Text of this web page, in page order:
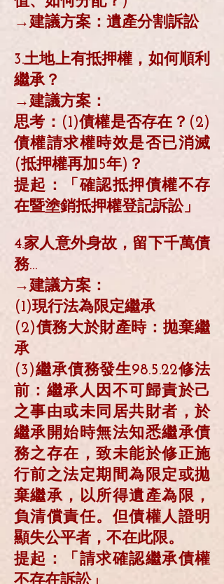
→建議方案：遺產分割訴訟
3.土地上有抵押權，如何順利
繼承？
→建議方案：
思考：(1)債權是否存在？(2)
債權請求權時效是否已消滅
(抵押權再加5年)？
提起：「確認抵押債權不存
在暨塗銷抵押權登記訴訟」
4.家人意外身故，留下千萬債
務…
→建議方案：
(1)現行法為限定繼承
(2)債務大於財產時：拋棄繼
承
(3)繼承債務發生98.5.22修法
前：繼承人因不可歸責於己
之事由或未同居共財者，於
繼承開始時無法知悉繼承債
務之存在，致未能於修正施
行前之法定期間為限定或拋
棄繼承，以所得遺產為限，
負清償責任。但債權人證明
顯失公平者，不在此限。
提起：「請求確認繼承債權